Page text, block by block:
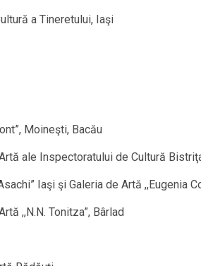
a Tineretului, Iaşi
Moineşti, Bacău
ale Inspectoratului de Cultură
Iaşi şi Galeria de Artă ,,Eugenia
,,N.N. Tonitza”, Bârlad